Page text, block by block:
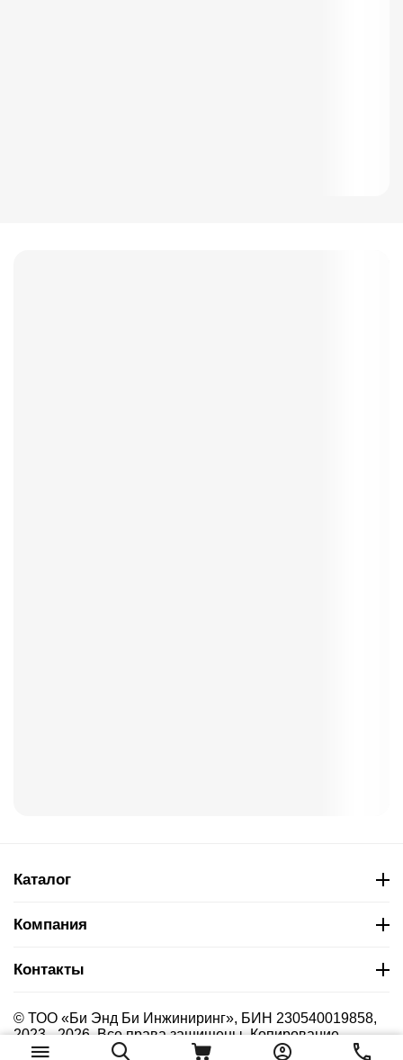
Каталог
Компания
Контакты
© ТОО «Би Энд Би Инжиниринг», БИН 230540019858,
2023 - 2026. Все права защищены. Копирование
материалов сайта без указания страницы-источника